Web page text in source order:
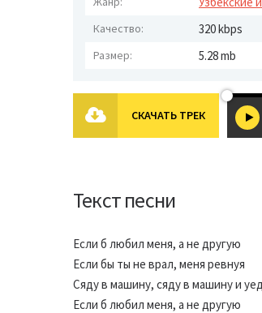
Качество: 320 kbps
Размер: 5.28 mb
СКАЧАТЬ ТРЕК
Текст песни
Если б любил меня, а не другую
Если бы ты не врал, меня ревнуя
Сяду в машину, сяду в машину и
Если б любил меня, а не другую